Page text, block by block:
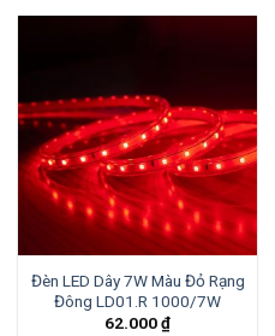
Đèn LED Dây 7W Màu Đỏ Rạng
Đông LD01.R 1000/7W
62.000₫